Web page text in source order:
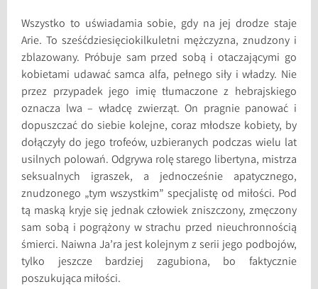
Wszystko to uświadamia sobie, gdy na jej drodze staje
Arie. To sześćdziesięciokilkuletni mężczyzna, znudzony i
zblazowany. Próbuje sam przed sobą i otaczającymi go
kobietami udawać samca alfa, pełnego siły i władzy. Nie
przez przypadek jego imię tłumaczone z hebrajskiego
oznacza lwa – władcę zwierząt. On pragnie panować i
dopuszczać do siebie kolejne, coraz młodsze kobiety, by
dołączyły do jego trofeów, uzbieranych podczas wielu lat
usilnych polowań. Odgrywa rolę starego libertyna, mistrza
seksualnych igraszek, a jednocześnie apatycznego,
znudzonego „tym wszystkim” specjalistę od miłości. Pod
tą maską kryje się jednak człowiek zniszczony, zmęczony
sam sobą i pogrążony w strachu przed nieuchronnością
śmierci. Naiwna Ja’ra jest kolejnym z serii jego podbojów,
tylko jeszcze bardziej zagubiona, bo faktycznie
poszukująca miłości.